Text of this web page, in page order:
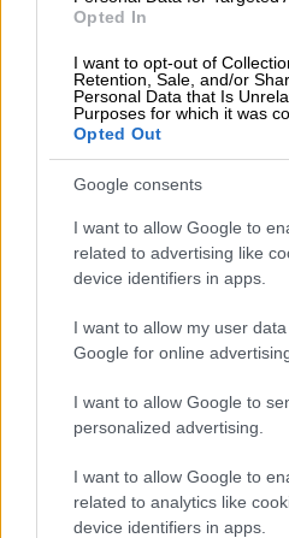
Opted In
I want to opt-out of
Retention, Sale, and/or
Personal Data that Is
Purposes for which it was
Opted Out
Google consents
I want to allow Google to
related to advertising like
device identifiers in apps.
I want to allow my user
Google for online
I want to allow Google to
personalized advertising.
I want to allow Google to
related to analytics like
device identifiers in apps.
στόχος των
Ορισμένοι Αμερικανοί
υποψιάζονται ότι ο
υπερεθνικιστής, ήταν ο
της επιχείρησηςκαι ότι